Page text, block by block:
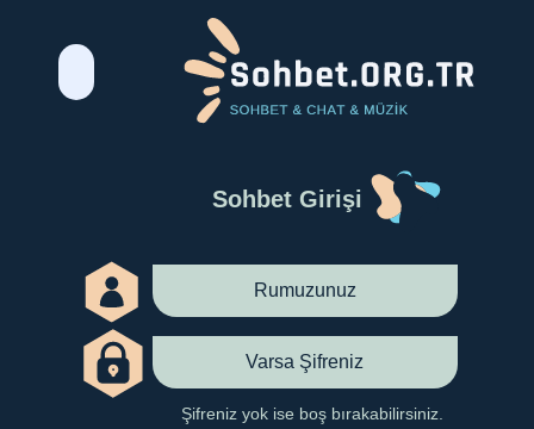
Sohbet Girişi
Şifreniz yok ise boş bırakabilirsiniz.